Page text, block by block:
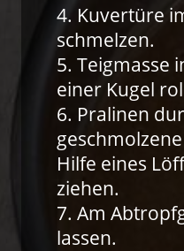
4. Kuvertüre
schmelzen.
5. Teigmasse
einer Kugel
6. Pralinen
Hilfe eines
ziehen.
7. Am
lassen.